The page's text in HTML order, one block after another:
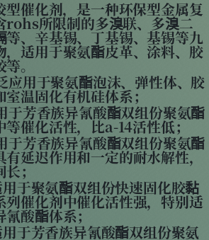
催化剂，是一种环保型金属复
rohs所限制的多溴联、多溴二
等、辛基锡、丁基锡、基锡等九
，适用于聚氨酯皮革、涂料、胶
。
应用于聚氨酯泡沫、弹性体、胶
温固化有机硅体系；
于芳香族异氰酸酯双组份聚氨酯
催化活性，比a-14活性低；
于芳香族异氰酸酯双组份聚氨酯
延迟作用和一定的耐水解性，
；
于聚氨酯双组份快速固化胶黏
列催化剂中催化活性强，特别适
酸酯体系；
于芳香族异氰酸酯双组份聚氨